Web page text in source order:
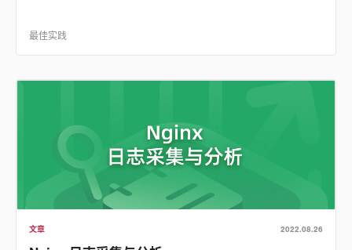
最佳实践
文章 2022.08.26